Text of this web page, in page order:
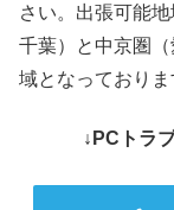
さい。出張可能
千葉）と中京圏
域となっておりま
↓PCトラ